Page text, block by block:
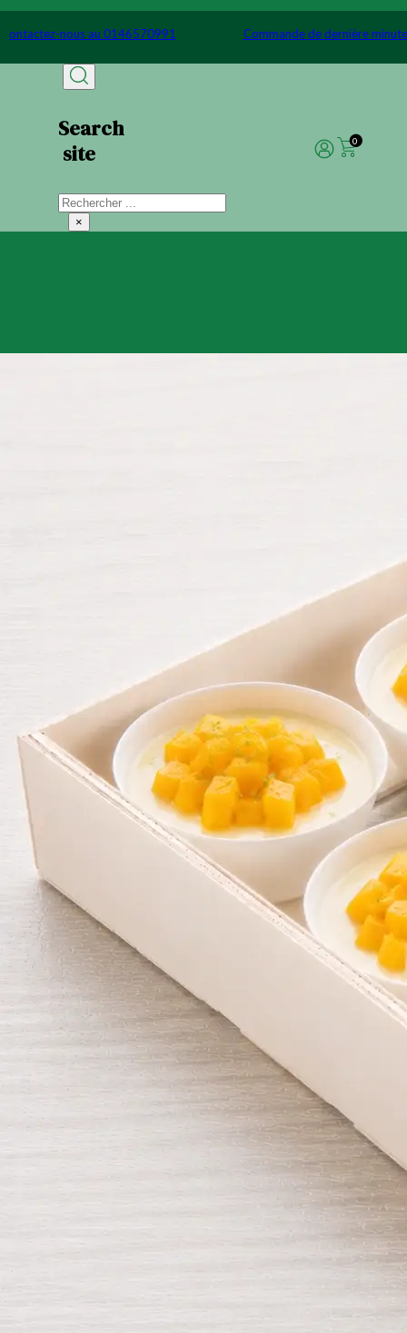
? Contactez-nous au 0146570991 Commande de dernière
Search
site
Rechercher
×
0